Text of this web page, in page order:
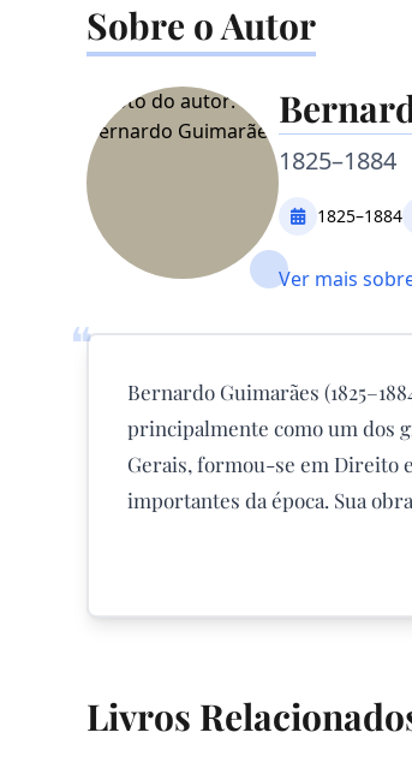
Sobre o Autor
1825–1884
1825–1884
Ver mais
❝
Bernardo Guimarães
principalmente como um dos
Gerais, formou-se em Direito
importantes da época. Sua
Livros